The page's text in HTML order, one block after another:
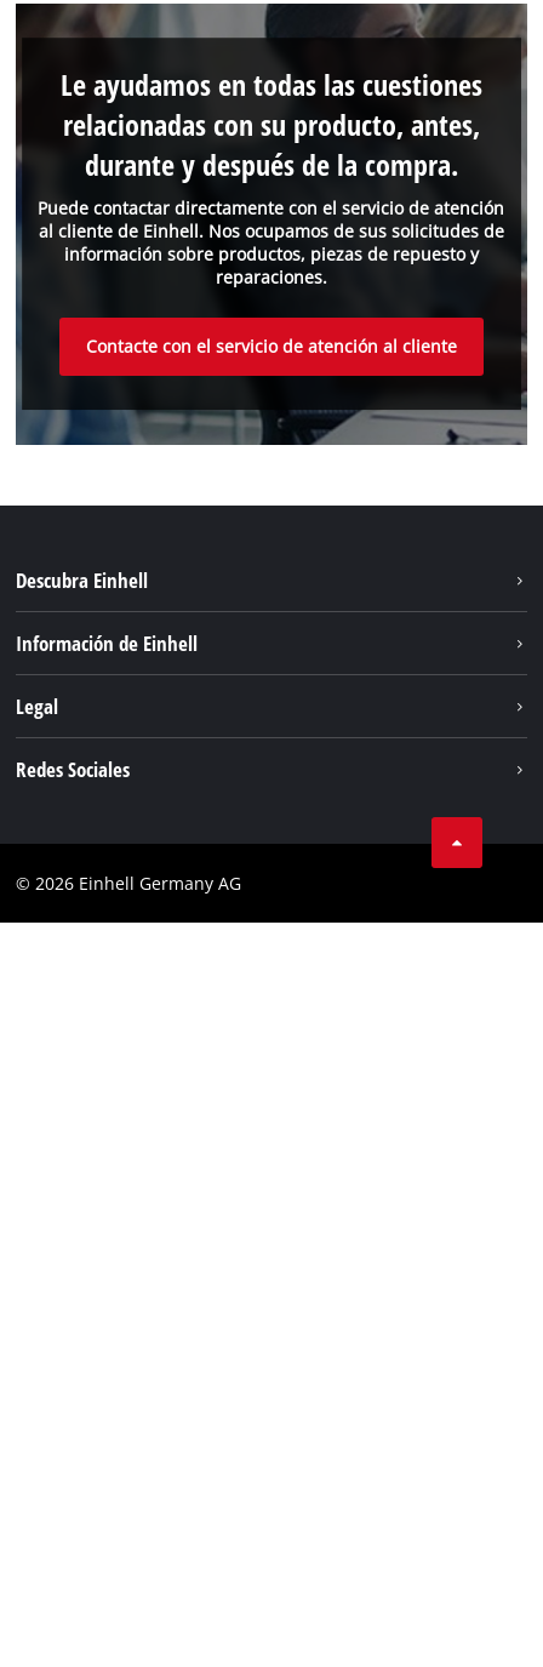
Puede contactar directamente con el servicio de atención
al cliente de Einhell. Nos ocupamos de sus solicitudes de
información sobre productos, piezas de repuesto y
reparaciones.
Le ayudamos en todas las cuestiones
relacionadas con su producto, antes,
durante y después de la compra.
Contacte con el servicio de atención al cliente
Descubra Einhell
Servicio
Información de Einhell
Legal
Redes Sociales
© 2026 Einhell Germany AG